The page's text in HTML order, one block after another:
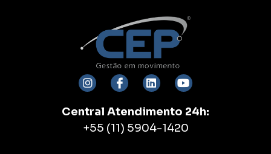
Central Atendimento 24h:
+55 (11) 5904-1420